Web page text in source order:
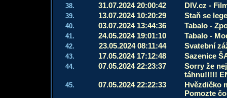
38. 31.07.2024 20:00:42 DIV.cz -
39. 13.07.2024 10:20:29 Staň se
40. 03.07.2024 13:44:36 Tabalo -
41. 24.05.2024 19:01:10 Tabalo -
42. 23.05.2024 08:11:44 Svatební
43. 17.05.2024 17:12:48 Sazenice
44. 07.05.2024 22:23:37
Sorry že
táhnu!!!!!
45. 07.05.2024 22:22:33
Hvězdičko
Pomozte